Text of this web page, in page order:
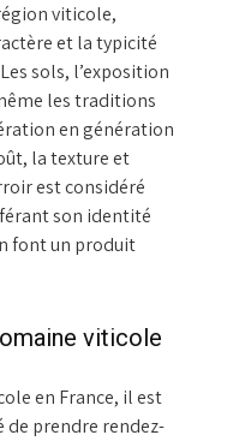
viticole,
et la typicité
sols, l’exposition
les traditions
en génération
la texture et
est considéré
son identité
font un produit
viticole
en France, il est
prendre rendez-